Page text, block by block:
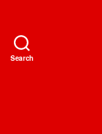
Search